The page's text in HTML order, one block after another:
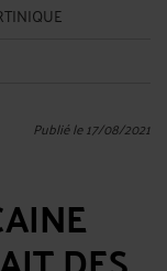
Publié le 17/08/2021